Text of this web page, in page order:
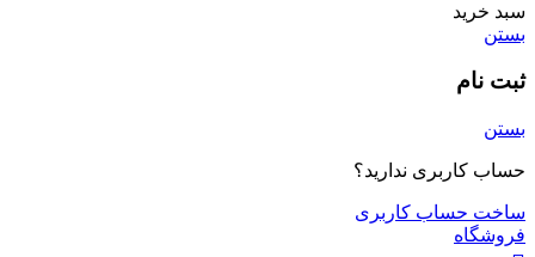
سبد خرید
بستن
ثبت نام
بستن
حساب کاربری ندارید؟
ساخت حساب کاربری
فروشگاه